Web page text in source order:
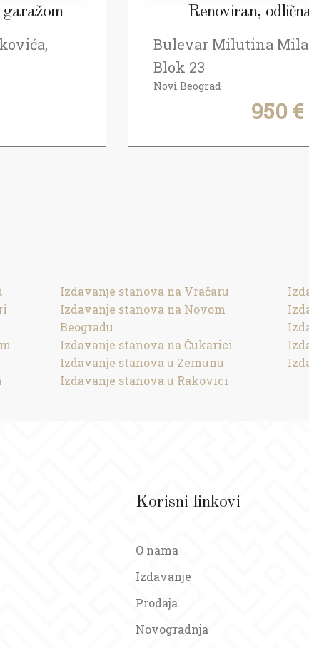
Renoviran,
Bulevar Milutina
Blok 23
Novi Beograd
950 €
Izdavanje stanova na Vračaru
Izdavanje stanova na Novom
Beogradu
Izdavanje stanova na Čukarici
Izdavanje stanova u Zemunu
Izdavanje stanova u Rakovici
Korisni linkovi
O nama
Izdavanje
Prodaja
Novogradnja